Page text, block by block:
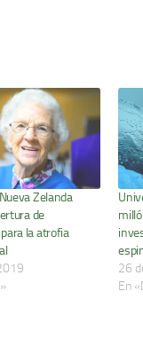
Zelanda
de
la atrofia
26
En